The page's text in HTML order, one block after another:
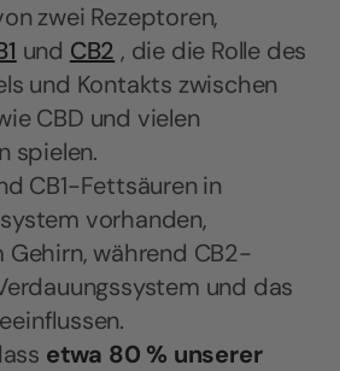
zwei Rezeptoren,
und CB2 , die die Rolle des
und Kontakts zwischen
CBD und vielen
spielen.
CB1-Fettsäuren in
vorhanden,
während CB2-
und das
etwa 80 % unserer